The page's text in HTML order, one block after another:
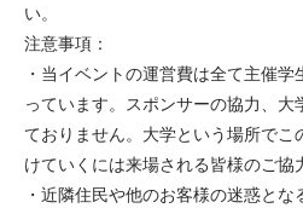
い。
注意事項：
・当イベントの運営費は全て主催
っています。スポンサーの協力、
ておりません。大学という場所で
けていくには来場される皆様のご協
・近隣住民や他のお客様の迷惑とな